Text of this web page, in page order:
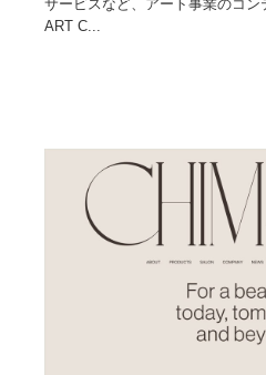
サービスなど、アート事業のコ
ART C...